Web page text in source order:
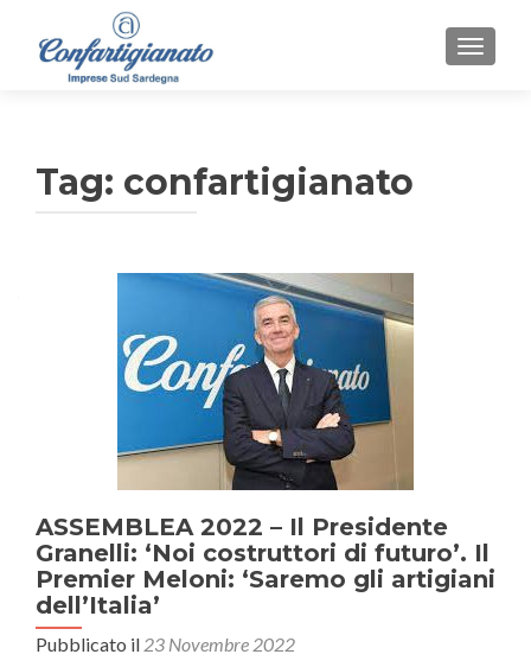
Tag: confartigianato
ASSEMBLEA 2022 – Il Presidente
Granelli: ‘Noi costruttori di futuro’. Il
Premier Meloni: ‘Saremo gli artigiani
dell’Italia’
Pubblicato il 23 Novembre 2022